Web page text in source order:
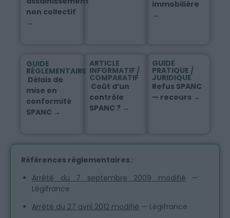
non collectif
→
immobilière
→
GUIDE
RÉGLEMENTAIRE
Délais de
mise en
conformité
SPANC →
ARTICLE
INFORMATIF /
COMPARATIF
Coût d’un
contrôle
SPANC ? →
GUIDE
PRATIQUE /
JURIDIQUE
Refus SPANC
— recours →
Références réglementaires :
Arrêté du 7 septembre 2009 modifié —
Légifrance
Arrêté du 27 avril 2012 modifié — Légifrance